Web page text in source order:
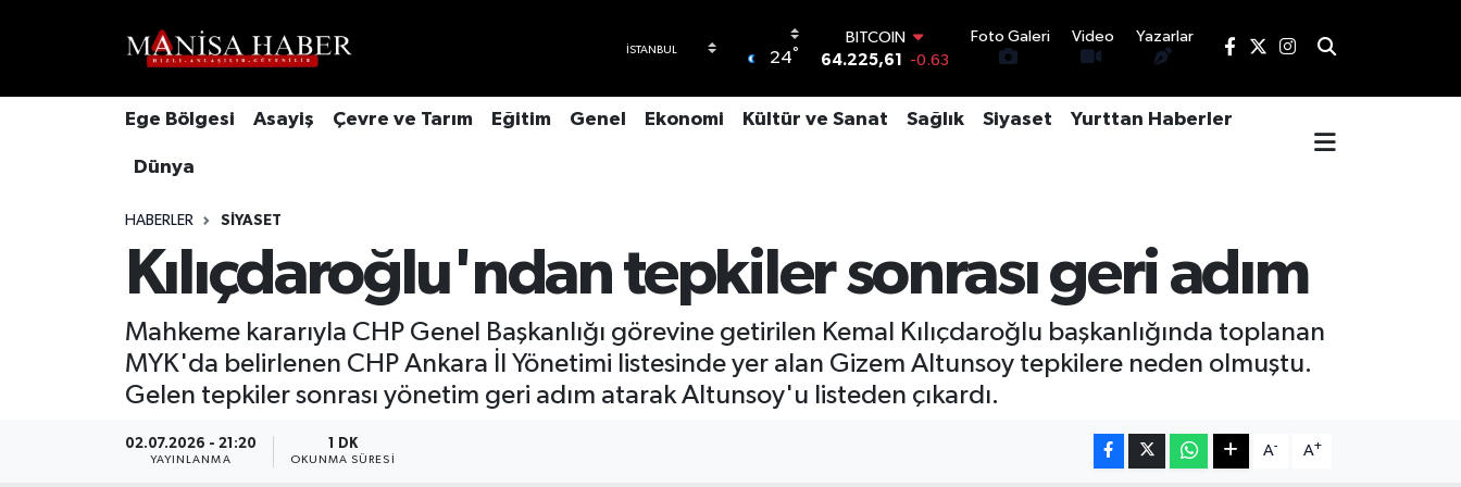
24°
BITCOIN
64.225,61
-0.63
EURO
BİST100
13.799 70
Foto Galeri Video Yazarlar
Ege Bölgesi Asayiş Çevre ve Tarım Eğitim Genel Ekonomi Kültür ve Sanat Sağlık Siyaset Yurttan Haberler
Dünya
HABERLER SIYASET
Kılıçdaroğlu'ndan tepkiler sonrası geri adım
Mahkeme kararıyla CHP Genel Başkanlığı görevine getirilen Kemal Kılıçdaroğlu başkanlığında toplanan
MYK'da belirlenen CHP Ankara İl Yönetimi listesinde yer alan Gizem Altunsoy tepkilere neden olmuştu.
Gelen tepkiler sonrası yönetim geri adım atarak Altunsoy'u listeden çıkardı.
02.07.2026 - 21:20
YAYINLANMA
1 DK
OKUNMA SÜRESI
A- A+
Tüm Manşetler
Son Dakika Haberleri
Haber Arşivi